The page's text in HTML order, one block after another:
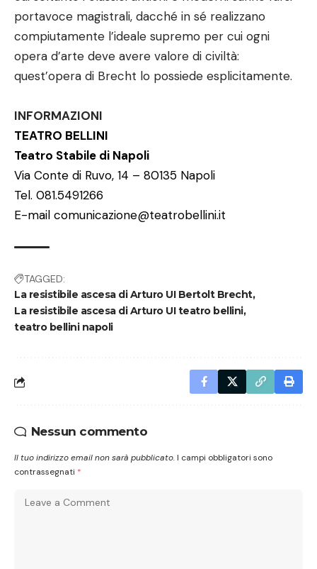
portavoce magistrali, dacché in sé realizzano
compiutamente l’ideale supremo per cui ogni
opera d’arte deve avere valore di civiltà:
quest’opera di Brecht lo possiede esplicitamente.
INFORMAZIONI
TEATRO BELLINI
Teatro Stabile di Napoli
Via Conte di Ruvo, 14 – 80135 Napoli
Tel. 081.5491266
E-mail comunicazione@teatrobellini.it
TAGGED:
La resistibile ascesa di Arturo UI Bertolt Brecht
La resistibile ascesa di Arturo UI teatro bellini
teatro bellini napoli
Nessun commento
Il tuo indirizzo email non sarà pubblicato. I campi obbligatori sono
contrassegnati *